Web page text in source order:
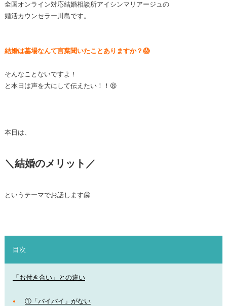
全国オンライン対応結婚相談所アイシンマリアージュの
婚活カウンセラー川島です。
結婚は墓場なんて言葉聞いたことありますか？😱
そんなことないですよ！
と本日は声を大にして伝えたい！！😫
本日は、
＼結婚のメリット／
というテーマでお話します🤗
目次
「お付き合い」との違い
①「バイバイ」がない